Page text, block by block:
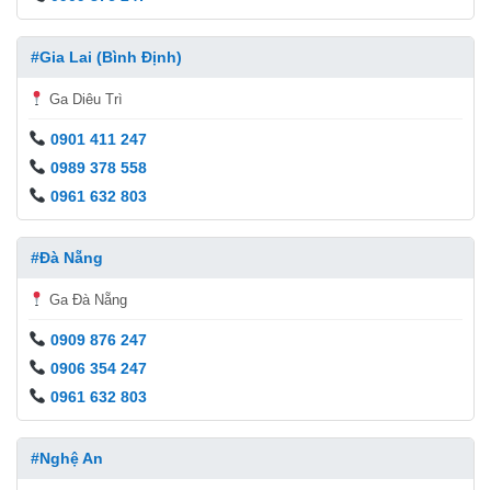
#Gia Lai (Bình Định)
Ga Diêu Trì
0901 411 247
0989 378 558
0961 632 803
#Đà Nẵng
Ga Đà Nẵng
0909 876 247
0906 354 247
0961 632 803
#Nghệ An